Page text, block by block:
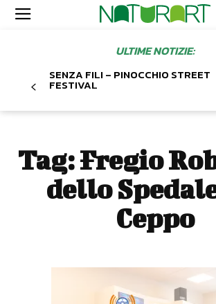
ULTIME NOTIZIE:
SENZA FILI – PINOCCHIO STREET
FESTIVAL
Tag:Fregio
dello
Ceppo